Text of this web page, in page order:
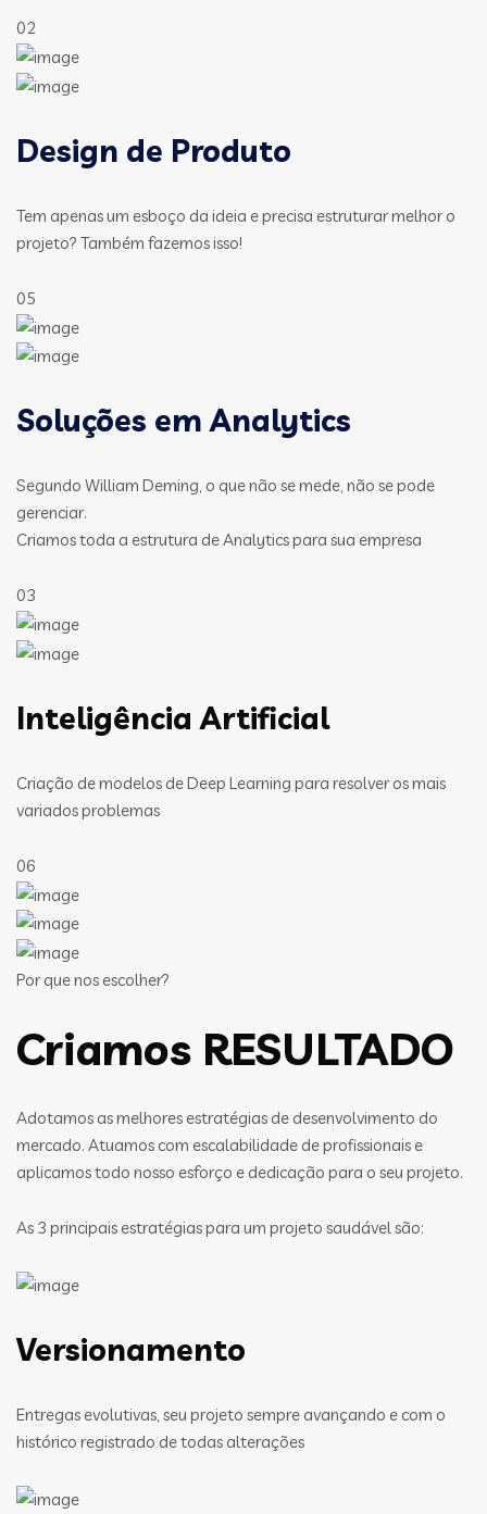
02
Design de Produto
Tem apenas um esboço da ideia e precisa estruturar melhor o
projeto? Também fazemos isso!
05
Soluções em Analytics
Segundo William Deming, o que não se mede, não se pode
gerenciar.
Criamos toda a estrutura de Analytics para sua empresa
03
Inteligência Artificial
Criação de modelos de Deep Learning para resolver os mais
variados problemas
06
Por que nos escolher?
Criamos RESULTADO
Adotamos as melhores estratégias de desenvolvimento do
mercado. Atuamos com escalabilidade de profissionais e
aplicamos todo nosso esforço e dedicação para o seu projeto.
As 3 principais estratégias para um projeto saudável são:
Versionamento
Entregas evolutivas, seu projeto sempre avançando e com o
histórico registrado de todas alterações